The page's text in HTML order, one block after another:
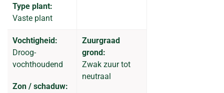
Type plant:
Vaste plant
Vochtigheid:
Droog-
vochthoudend
Zon / schaduw:
Zuurgraad
grond:
Zwak zuur tot
neutraal